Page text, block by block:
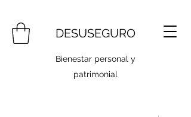
DESUSEGURO
Bienestar personal y
patrimonial